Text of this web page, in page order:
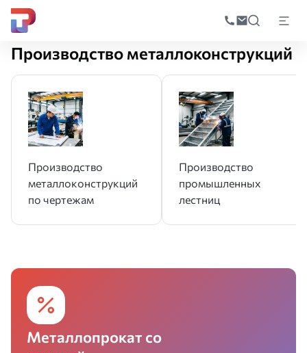
по
Главная Производство металлоконструкций
Производство металлоконструкций
Производство
металлоконструкций
по чертежам
Производство
промышленных
лестниц
Металлопрокат со